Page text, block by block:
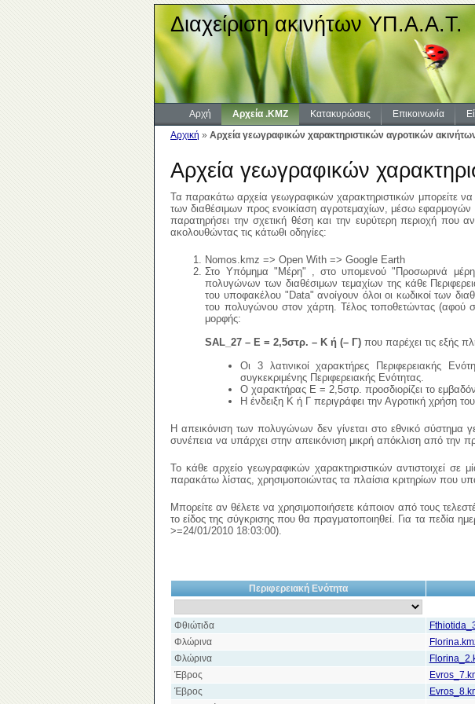
Διαχείριση ακινήτων ΥΠ.Α.Α.Τ.
Αρχή Αρχεία .KMZ Κατακυρώσεις Επικοινωνία
Αρχική » Αρχεία γεωγραφικών χαρακτηριστικών αγροτικών
Αρχεία γεωγραφικών
Τα παρακάτω αρχεία γεωγραφικών χαρακτηριστικών μπορείτε
των διαθέσιμων προς ενοικίαση αγροτεμαχίων, μέσω
παρατηρήσει την σχετική θέση και την ευρύτερη περιοχή που
ακολουθώντας τις κάτωθι οδηγίες:
Nomos.kmz => Open With => Google Earth
Στο Υπόμημα "Μέρη" , στο υπομενού "Προσωρινά
πολυγώνων των διαθέσιμων τεμαχίων της κάθε
του υποφακέλου "Data" ανοίγουν όλοι οι κωδικοί των
του πολυγώνου στον χάρτη. Τέλος τοποθετώντας (αφού
μορφής:
SAL_27 – E = 2,5στρ. – Κ ή (– Γ) που παρέχει τις εξής
Οι 3 λατινικοί χαρακτήρες Περιφερειακής
συγκεκριμένης Περιφερειακής Ενότητας.
Ο χαρακτήρας Ε = 2,5στρ. προσδιορίζει το
Η ένδειξη Κ ή Γ περιγράφει την Αγροτική χρήση
Η απεικόνιση των πολυγώνων δεν γίνεται στο εθνικό
συνέπεια να υπάρχει στην απεικόνιση μικρή απόκλιση από την
Το κάθε αρχείο γεωγραφικών χαρακτηριστικών αντιστοιχεί σε
παρακάτω λίστας, χρησιμοποιώντας τα πλαίσια κριτηρίων που
Μπορείτε αν θέλετε να χρησιμοποιήσετε κάποιον από τους
το είδος της σύγκρισης που θα πραγματοποιηθεί. Για τα πεδία
>=24/01/2010 18:03:00).
Περιφερειακή Ενότητα
Φθιώτιδα
Φλώρινα
Φλώρινα
Έβρος
Έβρος